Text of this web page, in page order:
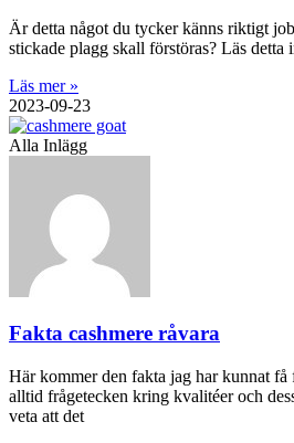
Är detta något du tycker känns riktigt
stickade plagg skall förstöras? Läs detta
Läs mer »
2023-09-23
Alla Inlägg
Fakta cashmere råvara
Här kommer den fakta jag har kunnat få
alltid frågetecken kring kvalitéer och
veta att det